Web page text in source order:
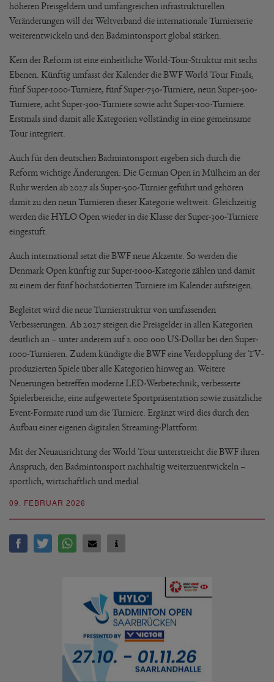
09. FEBRUAR 2026
höheren Preisgeldern und umfangreichen infrastrukturellen
Veränderungen will der Weltverband die internationale Turnierserie
weiterentwickeln und den Badmintonsport global stärken.
Kern der Reform ist eine einheitliche World-Tour-Struktur mit sechs
Ebenen. Künftig umfasst der Kalender die BWF World Tour Finals,
fünf Super-1000-Turniere, fünf Super-750-Turniere, neun Super-500-
Turniere, acht Super-300-Turniere sowie acht Super-100-Turniere.
Erstmals sind damit alle Kategorien vollständig in eine gemeinsame
Tour integriert.
Auch für den deutschen Badmintonsport ergeben sich durch die
Reform wichtige Änderungen: Die German Open in Mülheim an der
Ruhr werden ab 2027 als Super-500-Turnier geführt und gehören
damit zu den neun Turnieren dieser Kategorie weltweit. Gleichzeitig
werden die HYLO Open wieder in die Klasse der Super-300-Turniere
eingestuft.
Auch international setzt die BWF neue Akzente. So werden die
Denmark Open künftig zur Super-1000-Kategorie zählen und damit
zu einem der fünf höchstdotierten Turniere im Kalender aufsteigen.
Begleitet wird die neue Turnierstruktur von umfassenden
Verbesserungen. Ab 2027 steigen die Preisgelder in allen Kategorien
deutlich an – unter anderem auf 2.000.000 US-Dollar bei den Super-
1000-Turnieren. Zudem kündigte die BWF eine Verdopplung der TV-
produzierten Spiele über alle Kategorien hinweg an. Weitere
Neuerungen betreffen moderne LED-Werbetechnik, verbesserte
Spielerbereiche, eine aufgewertete Sportpräsentation sowie zusätzliche
Event-Formate rund um die Turniere. Ergänzt wird dies durch den
Aufbau einer eigenen digitalen Streaming-Plattform.
Mit der Neuausrichtung der World Tour unterstreicht die BWF ihren
Anspruch, den Badmintonsport nachhaltig weiterzuentwickeln –
sportlich, wirtschaftlich und medial.